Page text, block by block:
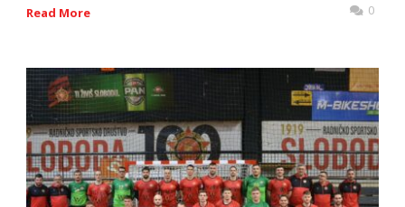
Read More 0